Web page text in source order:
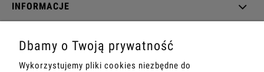
INFORMACJE
DANE TECHNICZNE
Dbamy o Twoją prywatność
Wykorzystujemy pliki cookies niezbędne do